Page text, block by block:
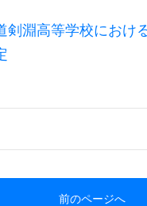
剣淵高等学校におけ
前のページへ